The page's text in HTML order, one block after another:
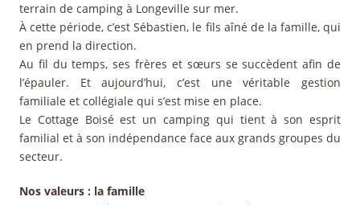
terrain de camping à Longeville sur mer.
À cette période, c’est Sébastien, le fils aîné de la famille, qui
en prend la direction.
Au fil du temps, ses frères et sœurs se succèdent afin de
l’épauler. Et aujourd’hui, c’est une véritable gestion
familiale et collégiale qui s’est mise en place.
Le Cottage Boisé est un camping qui tient à son esprit
familial et à son indépendance face aux grands groupes du
secteur.
Nos valeurs : la famille